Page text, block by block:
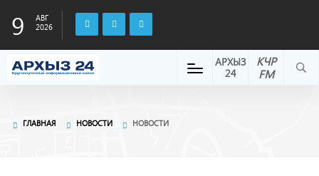
9
АВГ
2026
КЧР
FM
АРХЫЗ
24
ГЛАВНАЯ НОВОСТИ НОВОСТИ